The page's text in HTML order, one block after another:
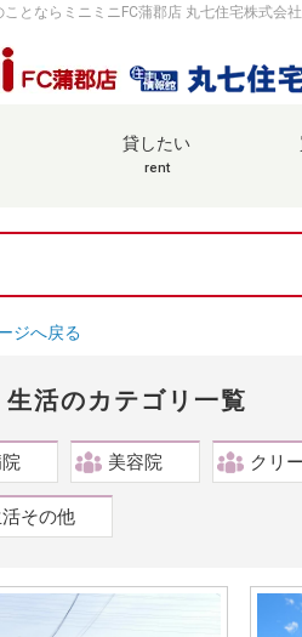
とならミニミニFC蒲郡店 丸七住宅株式会社
貸したい
rent
ジへ戻る
生活のカテゴリ一覧
美容院 クリ
その他